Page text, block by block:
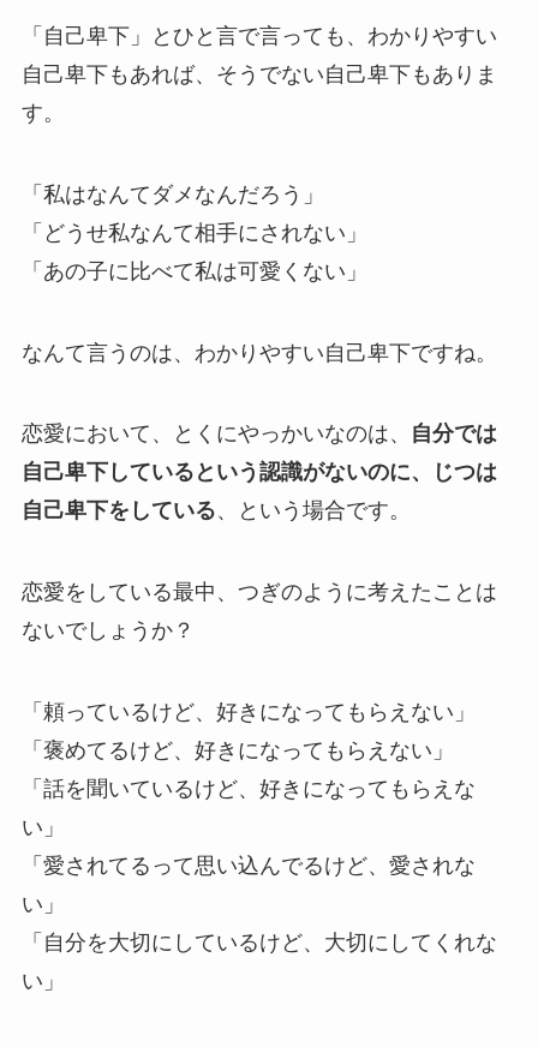
「自己卑下」とひと言で言っても、わかりやすい
自己卑下もあれば、そうでない自己卑下もありま
す。
「私はなんてダメなんだろう」
「どうせ私なんて相手にされない」
「あの子に比べて私は可愛くない」
なんて言うのは、わかりやすい自己卑下ですね。
恋愛において、とくにやっかいなのは、
自分では
自己卑下しているという認識がないのに、じつは
自己卑下をしている、という場合です。
恋愛をしている最中、つぎのように考えたことは
ないでしょうか？
「頼っているけど、好きになってもらえない」
「褒めてるけど、好きになってもらえない」
「話を聞いているけど、好きになってもらえな
い」
「愛されてるって思い込んでるけど、愛されな
い」
「自分を大切にしているけど、大切にしてくれな
い」